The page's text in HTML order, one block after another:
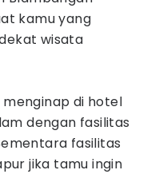
kamu yang
wisata
di hotel
dengan fasilitas
fasilitas
jika tamu ingin